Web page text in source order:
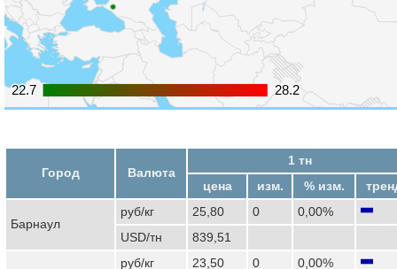
22.7
22.7 28.2
28.2
Город Валюта
1 тн
цена
изм. % изм.
Барнаул
руб/кг 25,80 0
0,00%
USD/тн
839,51
руб/кг 23,50 0 0,00%